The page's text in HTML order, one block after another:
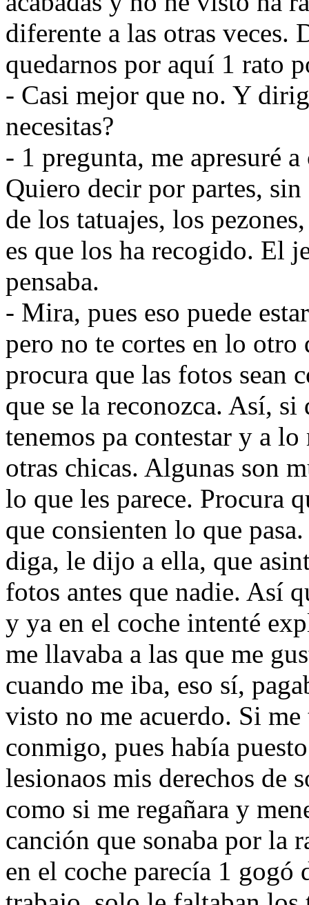
diferente a las otras veces.
quedarnos por aquí 1 rato
- Casi mejor que no. Y
necesitas?
- 1 pregunta, me apresuré
Quiero decir por partes,
de los tatuajes, los
es que los ha recogido. El
pensaba.
- Mira, pues eso puede
pero no te cortes en lo otro
procura que las fotos sean
que se la reconozca. Así,
tenemos pa contestar y a
otras chicas. Algunas son
lo que les parece. Procura
que consienten lo que
diga, le dijo a ella, que
fotos antes que nadie. Así
y ya en el coche intenté
me llavaba a las que me
cuando me iba, eso sí,
visto no me acuerdo. Si
conmigo, pues había
lesionaos mis derechos de
como si me regañara y
canción que sonaba por la
en el coche parecía 1 gogó